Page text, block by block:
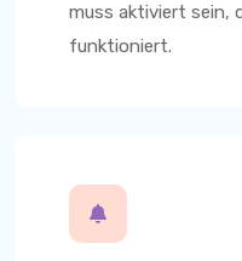
muss aktiviert sein,
funktioniert.